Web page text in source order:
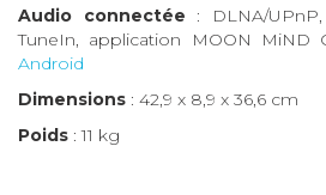
Audio connectée : DLNA/
TuneIn, application MOON MiND
Android
Dimensions : 42,9 x 8,9 x 36,6 cm
Poids : 11 kg